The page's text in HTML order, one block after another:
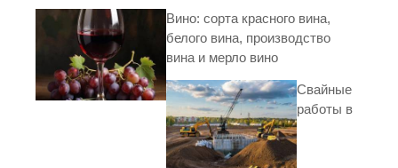
Вино: сорта красного вина,
белого вина, производство
вина и мерло вино
Свайные
работы в